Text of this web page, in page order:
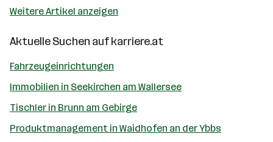
Weitere Artikel anzeigen
Aktuelle Suchen aufkarriere.at
Fahrzeugeinrichtungen
Immobilien in Seekirchen am Wallersee
Tischler in Brunn am Gebirge
Produktmanagement in Waidhofen an der Ybbs